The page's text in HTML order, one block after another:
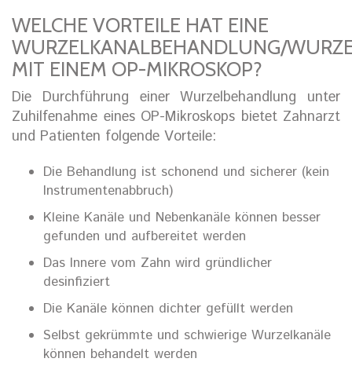
WELCHE VORTEILE HAT EINE
WURZELKANALBEHANDLUNG/
MIT EINEM OP-MIKROSKOP?
Die Durchführung einer Wurzelbehandlung unter
Zuhilfenahme eines OP-Mikroskops bietet Zahnarzt
und Patienten folgende Vorteile:
Die Behandlung ist schonend und sicherer (kein
Instrumentenabbruch)
Kleine Kanäle und Nebenkanäle können besser
gefunden und aufbereitet werden
Das Innere vom Zahn wird gründlicher
desinfiziert
Die Kanäle können dichter gefüllt werden
Selbst gekrümmte und schwierige Wurzelkanäle
können behandelt werden